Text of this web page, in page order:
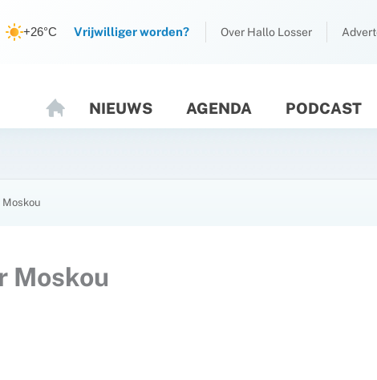
+26°C Vrijwilliger worden? Over Hallo Losser
O
M
NIEUWS AGENDA PODCAST
Moskou
Moskou